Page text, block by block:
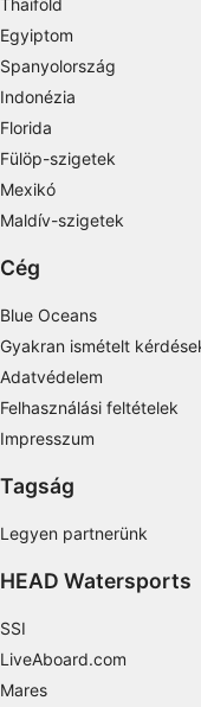
Egyiptom
Spanyolország
Indonézia
Florida
Fülöp-szigetek
Mexikó
Maldív-szigetek
Cég
Blue Oceans
Gyakran ismételt
Adatvédelem
Felhasználási feltételek
Impresszum
Tagság
Legyen partnerünk
HEAD Watersports
SSI
LiveAboard.com
Mares
Measure
Measure content
Understand
combinations of
Develop and
IAB Special Features:
Use precise
Identify devices
actively requested